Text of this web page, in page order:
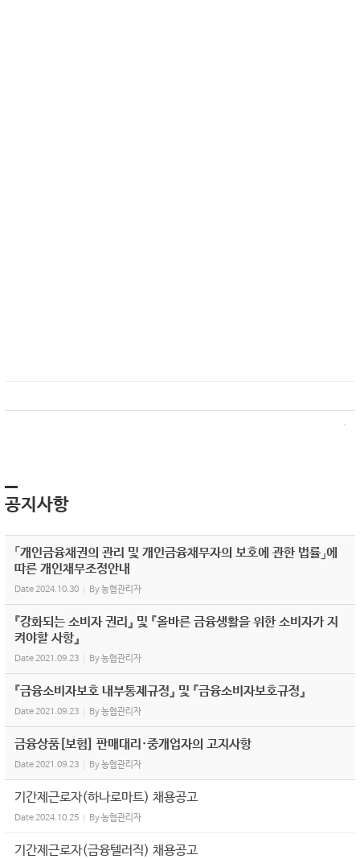
공지사항
「개인금융채권의 관리 및 개인금융채무자의 보호에 관한 법률」에
따른 개인채무조정안내
Date2024.10.30 By농협관리자
『강화되는 소비자 권리』 및 『올바른 금융생활을 위한 소비자가 지
켜야할 사항』
Date2021.09.23 By농협관리자
『금융소비자보호 내부통제규정』 및 『금융소비자보호규정』
Date2021.09.23 By농협관리자
금융상품[보험] 판매대리·중개업자의 고지사항
Date2021.09.23 By농협관리자
기간제근로자(하나로마트) 채용공고
Date2024.10.25 By농협관리자
기간제근로자(금융텔러직) 채용공고